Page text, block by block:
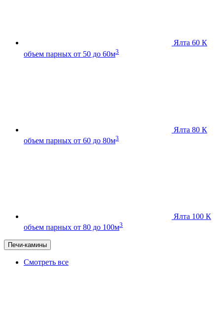
Ялта 60 К
объем парных от 50 до 60м3
Ялта 80 К
объем парных от 60 до 80м3
Ялта 100 К
объем парных от 80 до 100м3
Печи-камины
Смотреть все